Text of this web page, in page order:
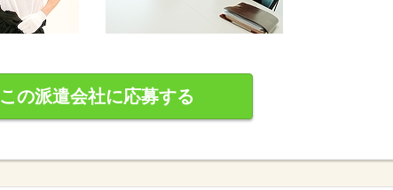
この派遣会社に応募する